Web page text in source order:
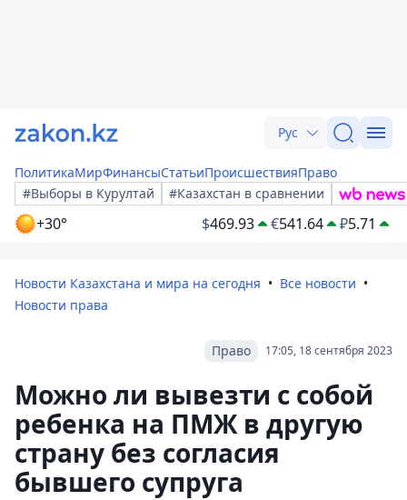
Рус
ПолитикаМирФинансыСтатьиПроисшествияПраво
#Выборы в Курултай
#Казахстан в сравнении
+30° $469.93 €541.64 ₽5.71
Новости Казахстана и мира на сегодня
Все новости
Новости права
17:05, 18 сентября 2023
Право
Можно ли вывезти с собой
ребенка на ПМЖ в другую
страну без согласия
бывшего супруга